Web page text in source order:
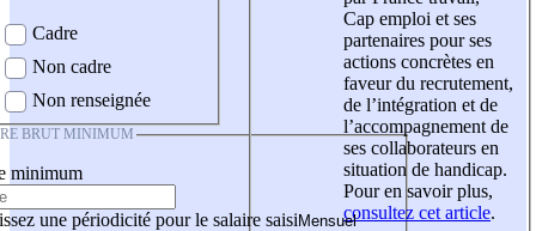
Cadre
Non cadre
Non renseignée
BRUT MINIMUM
minimum
une périodicité pour le salaire saisi
Cap emploi et ses
partenaires pour ses
actions concrètes en
faveur du recrutement,
de l’intégration et de
l’accompagnement de
ses collaborateurs en
situation de handicap.
Pour en savoir plus,
consultez cet article.